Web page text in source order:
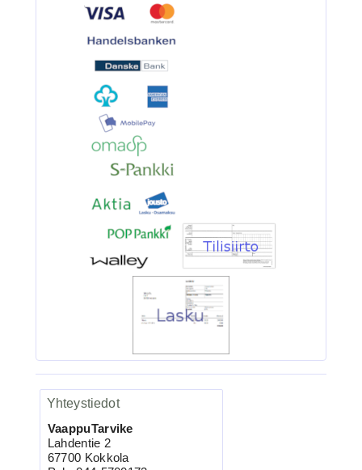
3.90€
Ruostumaton suora runkolanka
pehm. hehkutettu 0.8mm 35cm/30
Ruostumaton suora ru...
VMC-7557 TI KAPTAIN 3X
Kolmihaarakoukku N.4 10kpl
Yhteystiedot
VaappuTarvike
Lahdentie 2
67700 Kokkola